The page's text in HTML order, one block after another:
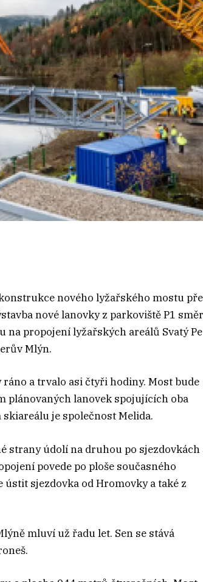
nového lyžařského mostu
nové lanovky z parkoviště P1
propojení lyžařských areálů Svatý
Mlýn.
a trvalo asi čtyři hodiny. Most bude
plánovaných lanovek spojujících oba
je společnost Melida.
strany údolí na druhou po sjezdovkách
povede po ploše současného
sjezdovka od Hromovky a také z
mluví už řadu let. Sen se stává